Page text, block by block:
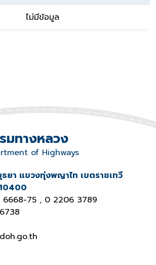
ไม่มีข้อมูล
มทางหลวง
of Highways
า แขวงทุ่งพญาไท เขตราชเทวี
6668-75 , 0 2206 3789